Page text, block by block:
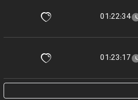
01:22:34
01:23:17